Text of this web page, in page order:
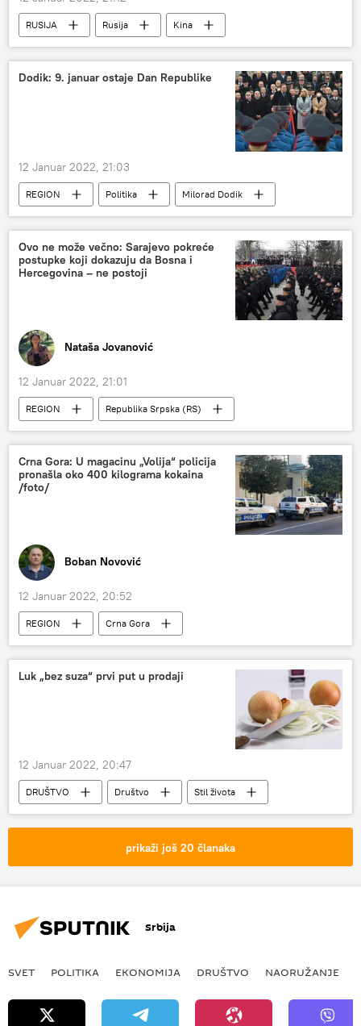
RUSIJA Rusija
Kina
Pentagon
SAD
Dodik: 9. januar ostaje Dan Republike
12 Januar 2022, 21:03
REGION Politika
Milorad Dodik
Republika Srpska (RS)
Region – politika
Ovo ne može večno: Sarajevo pokreće
postupke koji dokazuju da Bosna i
Hercegovina – ne postoji
Nataša Jovanović
12 Januar 2022, 21:01
REGION
Republika Srpska (RS)
Dan Republike Srpske
Oružane snage BiH
Region – politika
Bosna i Hercegovina (BiH)
Analize i mišljenja
Crna Gora: U magacinu „Volija“ policija
pronašla oko 400 kilograma kokaina
/foto/
Boban Novović
12 Januar 2022, 20:52
REGION
Crna Gora
Region – društvo
Društvo
Region
Hronika
Luk „bez suza“ prvi put u prodaji
12 Januar 2022, 20:47
DRUŠTVO Društvo Stil života
prikaži još 20 članaka
Srbija
SVET POLITIKA EKONOMIJA DRUŠTVO NAORUŽANJE